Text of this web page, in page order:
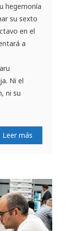
hegemonía
su sexto
en el
a
Ni el
ni su
Leer más